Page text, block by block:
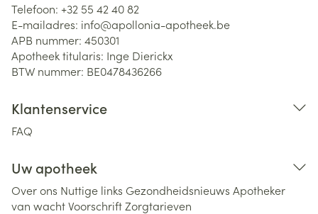
Telefoon: +32 55 42 40 82
E-mailadres: info@apollonia-apotheek.be
APB nummer: 450301
Apotheek titularis: Inge Dierickx
BTW nummer: BE0478436266
Klantenservice
FAQ
Uw apotheek
Over ons Nuttige links Gezondheidsnieuws Apotheker
van wachtVoorschriftZorgtarieven